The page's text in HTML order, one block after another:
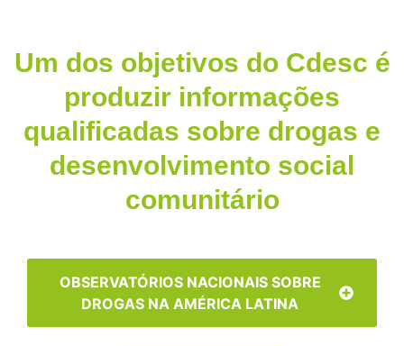
Um dos objetivos do Cdesc é
produzir informações
qualificadas sobre drogas e
desenvolvimento social
comunitário
OBSERVATÓRIOS NACIONAIS SOBRE
DROGAS NA AMÉRICA LATINA